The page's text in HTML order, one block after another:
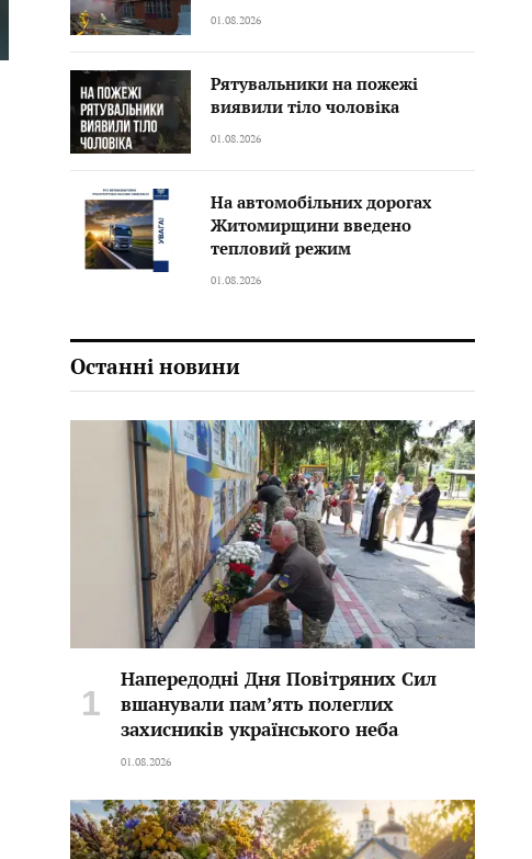
01.08.2026
Рятувальники на пожежі
виявили тіло чоловіка
01.08.2026
На автомобільних дорогах
Житомирщини введено
тепловий режим
01.08.2026
Останні новини
Напередодні Дня Повітряних Сил
вшанували пам’ять полеглих
захисників українського неба
01.08.2026